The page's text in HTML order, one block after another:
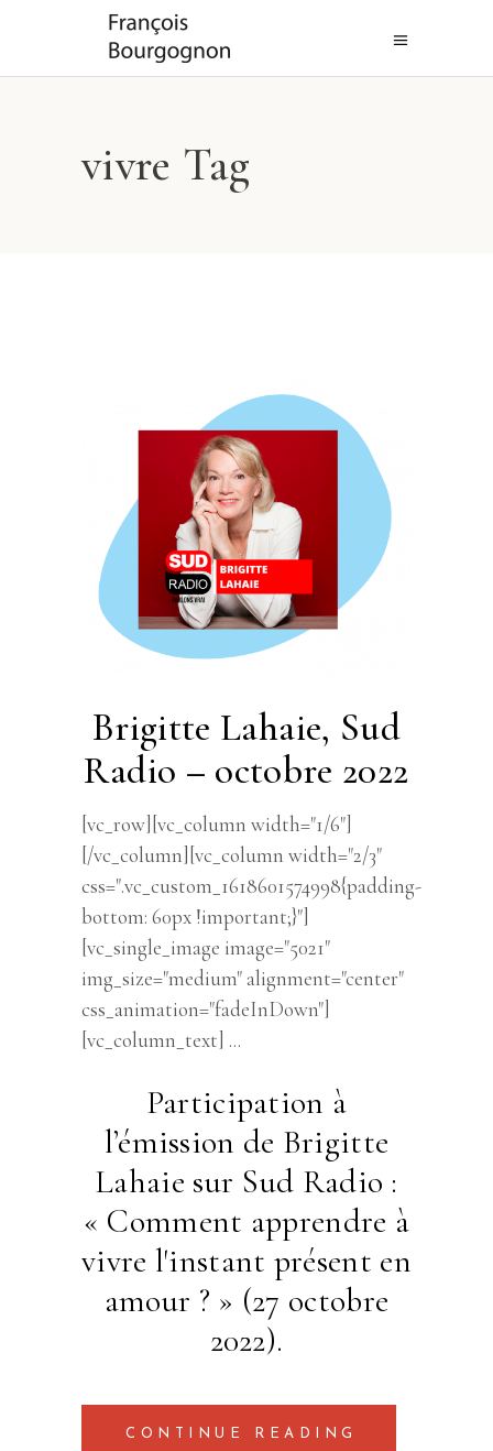
vivre Tag
Brigitte Lahaie, Sud
Radio – octobre 2022
[vc_row][vc_column width="1/6"]
[/vc_column][vc_column width="2/3"
css=".vc_custom_1618601574998{padding-
bottom: 60px !important;}"]
[vc_single_image image="5021"
img_size="medium" alignment="center"
css_animation="fadeInDown"]
[vc_column_text]
Participation à
l’émission de Brigitte
Lahaie sur Sud Radio :
« Comment apprendre à
vivre l'instant présent en
amour ? » (27 octobre
2022).
CONTINUE READING